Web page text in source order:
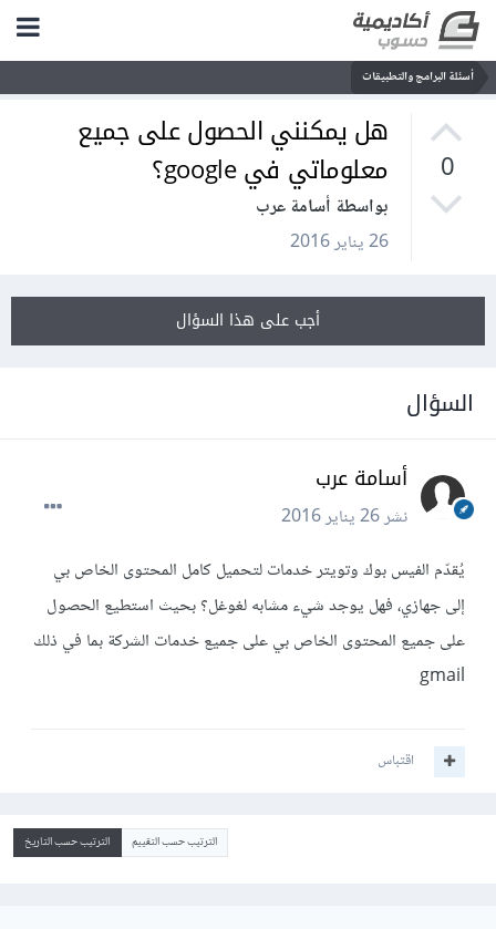
أسئلة البرامج والتطبيقات
0
هل يمكنني الحصول على جميع
معلوماتي في google؟
بواسطة أسامة عرب
26 يناير 2016
أجب على هذا السؤال
السؤال
أسامة عرب
نشر26 يناير 2016
يُقدّم الفيس بوك وتويتر خدمات لتحميل كامل المحتوى الخاص بي
إلى جهازي، فهل يوجد شيء مشابه لغوغل؟ بحيث استطيع الحصول
على جميع المحتوى الخاص بي على جميع خدمات الشركة بما في ذلك
gmail
اقتباس
الترتيب حسب التقييم الترتيب حسب التاريخ